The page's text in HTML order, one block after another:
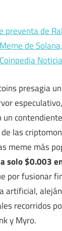
preventa de
de
Coinpedia
presagia
un
las
meme más
solo $0.003
por fusionar
artificial,
recorridos
y Myro.